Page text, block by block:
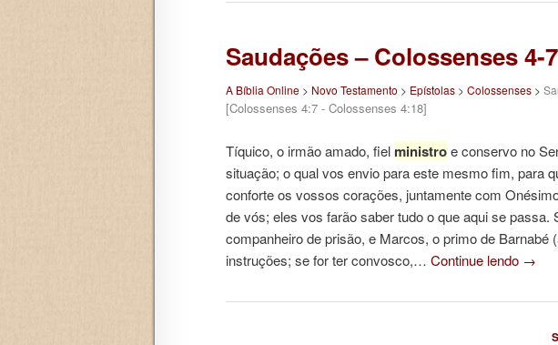
Saudações – Colossenses 4-7
A Bíblia Online > Novo Testamento > Epístolas > Colossenses >
[Colossenses 4:7 - Colossenses 4:18]
Tíquico, o irmão amado, fiel ministroe conservo no
situação; o qual vos envio para este mesmo fim, para
conforte os vossos corações, juntamente com
de vós; eles vos farão saber tudo o que aqui se passa.
companheiro de prisão, e Marcos, o primo de Barnabé
instruções; se for ter convosco,… Continue lendo →